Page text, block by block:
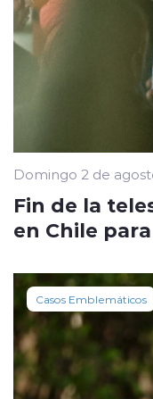
Domingo 2 de
Fin de la
en Chile
Casos Emblemáticos